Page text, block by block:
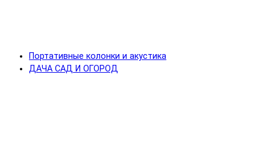
Портативные колонки и акустика
ДАЧА САД И ОГОРОД